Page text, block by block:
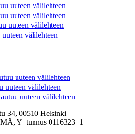
uuteen välilehteen
uuteen välilehteen
uuteen välilehteen
välilehteen
uuteen välilehteen
uuteen välilehteen
uuteen välilehteen
34, 00510 Helsinki
Y–tunnus 0116323–1